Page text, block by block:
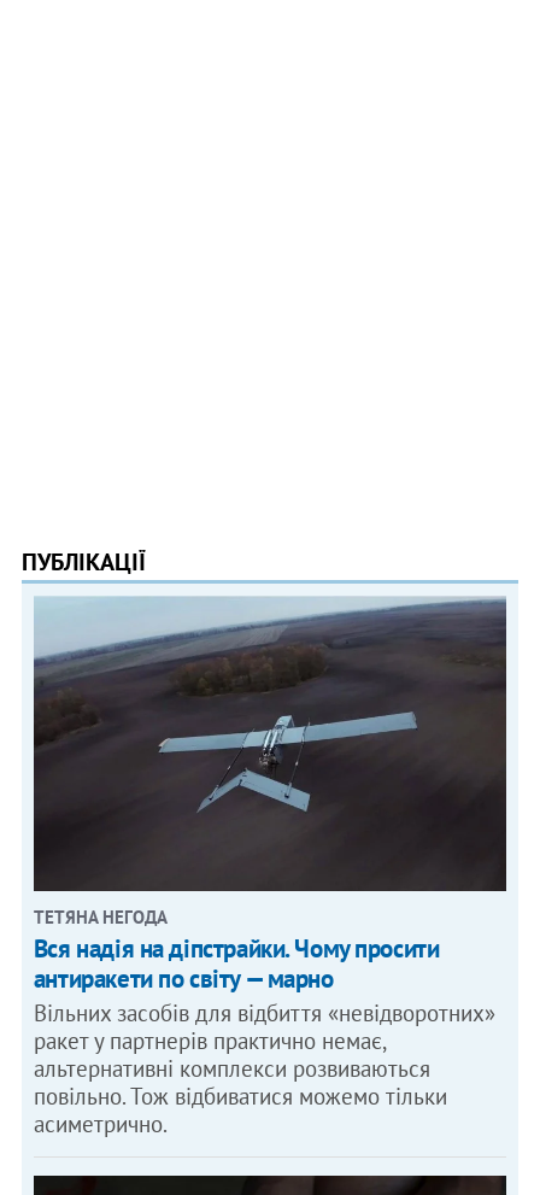
ПУБЛІКАЦІЇ
ТЕТЯНА НЕГОДА
Вся надія на діпстрайки. Чому просити
антиракети по світу — марно
Вільних засобів для відбиття «невідворотних»
ракет у партнерів практично немає,
альтернативні комплекси розвиваються
повільно. Тож відбиватися можемо тільки
асиметрично.